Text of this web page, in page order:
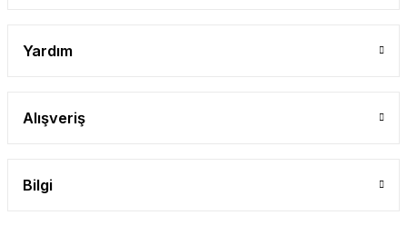
Yardım
Alışveriş
Bilgi